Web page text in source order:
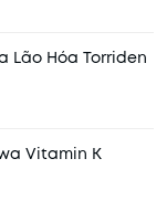
Lão Hóa Torriden
Vitamin K